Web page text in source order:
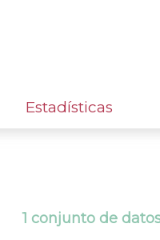
Estadísticas
1 conjunto de